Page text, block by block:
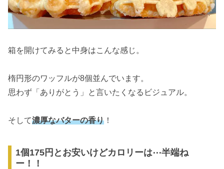
箱を開けてみると中身はこんな感じ。
楕円形のワッフルが8個並んでいます。
思わず「ありがとう」と言いたくなるビジュアル。
そして濃厚なバターの香り ！
1個175円とお安いけどカロリーは⋯半端ね
ー！！